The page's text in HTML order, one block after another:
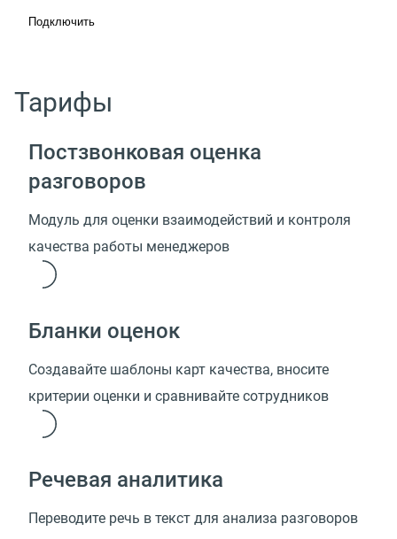
Подключить
Тарифы
Постзвонковая оценка
разговоров
Модуль для оценки взаимодействий и контроля
качества работы менеджеров
Бланки оценок
Создавайте шаблоны карт качества, вносите
критерии оценки и сравнивайте сотрудников
Речевая аналитика
Переводите речь в текст для анализа разговоров